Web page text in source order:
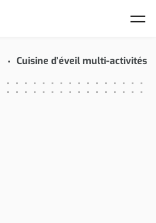
Cuisine d’éveil multi-activités